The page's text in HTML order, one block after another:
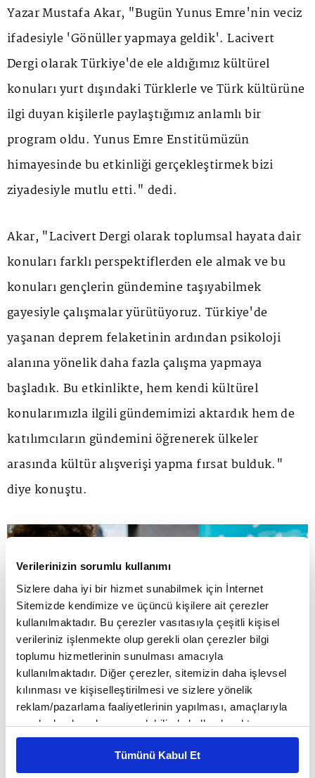
Verilerinizin sorumlu kullanımı
Sizlere daha iyi bir hizmet sunabilmek için İnternet
Sitemizde kendimize ve üçüncü kişilere ait çerezler
kullanılmaktadır. Bu çerezler vasıtasıyla çeşitli kişisel
verileriniz işlenmekte olup gerekli olan çerezler bilgi
toplumu hizmetlerinin sunulması amacıyla
kullanılmaktadır. Diğer çerezler, sitemizin daha işlevsel
kılınması ve kişiselleştirilmesi ve sizlere yönelik
reklam/pazarlama faaliyetlerinin yapılması, amaçlarıyla
sınırlı olarak açık rızanız dahilinde kullanılacaktır.
Çerezlere ilişkin tercihlerinizi çerez paneli vasıtasıyla
belirleyebilirsiniz. Çerezlere ilişkin detaylı bilgi için
Ayarlar butonuna tıklayabilir,Çerez Bilgilendirme
Tümünü Kabul Et
Yazar Mustafa Akar, "Bugün Yunus Emre'nin veciz
ifadesiyle 'Gönüller yapmaya geldik'. Lacivert
Dergi olarak Türkiye'de ele aldığımız kültürel
konuları yurt dışındaki Türklerle ve Türk kültürüne
ilgi duyan kişilerle paylaştığımız anlamlı bir
program oldu. Yunus Emre Enstitümüzün
himayesinde bu etkinliği gerçekleştirmek bizi
ziyadesiyle mutlu etti." dedi.
Akar, "Lacivert Dergi olarak toplumsal hayata dair
konuları farklı perspektiflerden ele almak ve bu
konuları gençlerin gündemine taşıyabilmek
gayesiyle çalışmalar yürütüyoruz. Türkiye'de
yaşanan deprem felaketinin ardından psikoloji
alanına yönelik daha fazla çalışma yapmaya
başladık. Bu etkinlikte, hem kendi kültürel
konularımızla ilgili gündemimizi aktardık hem de
katılımcıların gündemini öğrenerek ülkeler
arasında kültür alışverişi yapma fırsat bulduk."
diye konuştu.
"Yunus Emre Enstitüsünün misyonunu çok değerli